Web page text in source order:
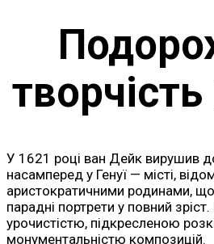
творчість
У 1621 році ван Дейк вирушив
насамперед у Генуї — місті,
аристократичними родинами,
парадні портрети у повний
урочистістю, підкресленою
монументальністю композицій.